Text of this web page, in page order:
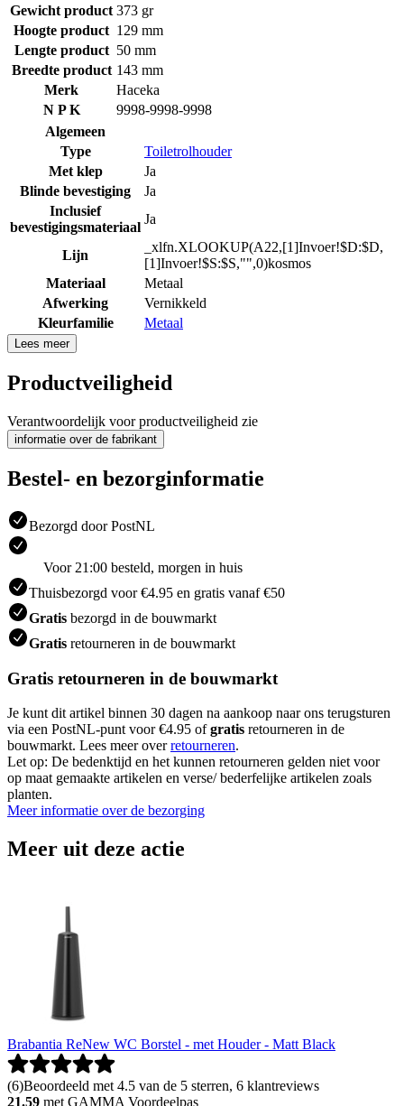
Gewicht product 373 gr
Hoogte product 129 mm
Lengte product 50 mm
Breedte product 143 mm
Merk
Haceka
N P K
9998-9998-9998
Algemeen
Type
Toiletrolhouder
Met klep
Ja
Blinde bevestiging
Ja
Inclusief
bevestigingsmateriaal
Ja
Lijn
_xlfn.XLOOKUP(A22,[1]Invoer!$D:$D,
[1]Invoer!$S:$S,"",0)kosmos
Materiaal
Metaal
Afwerking
Vernikkeld
Kleurfamilie
Metaal
Lees meer
Productveiligheid
Verantwoordelijk voor productveiligheid zie
informatie over de fabrikant
Bestel- en bezorginformatie
Bezorgd door PostNL
Voor 21:00 besteld, morgen in huis
Thuisbezorgd voor €4.95 en gratis vanaf €50
Gratis bezorgd in de bouwmarkt
Gratis retourneren in de bouwmarkt
Gratis retourneren in de bouwmarkt
Je kunt dit artikel binnen 30 dagen na aankoop naar ons terugsturen
via een PostNL-punt voor €4.95 ofgratis retourneren in de
bouwmarkt. Lees meer overretourneren.
Let op: De bedenktijd en het kunnen retourneren gelden niet voor
op maat gemaakte artikelen en verse/ bederfelijke artikelen zoals
planten.
Meer informatie over de bezorging
Meer uit deze actie
Brabantia ReNew WC Borstel - met Houder - Matt Black
(6)Beoordeeld met 4.5 van de 5 sterren, 6 klantreviews
21.59 met GAMMA Voordeelpas